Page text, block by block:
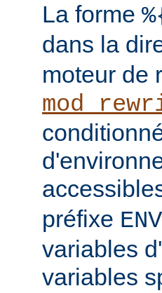
La forme
dans la
moteur de
préfixe
variables
variables